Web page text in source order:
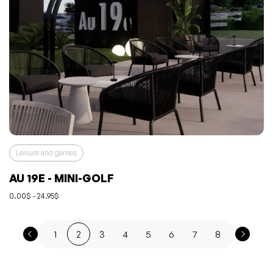
Leisure and games
AU 19E - MINI-GOLF
0.00$ - 24.95$
1 2 3 4 5 6 7 8